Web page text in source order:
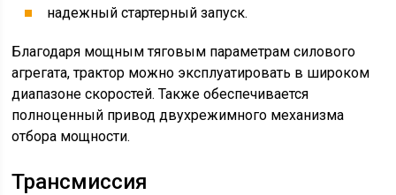
надежный стартерный запуск.
Благодаря мощным тяговым параметрам силового
агрегата, трактор можно эксплуатировать в широком
диапазоне скоростей. Также обеспечивается
полноценный привод двухрежимного механизма
отбора мощности.
Трансмиссия